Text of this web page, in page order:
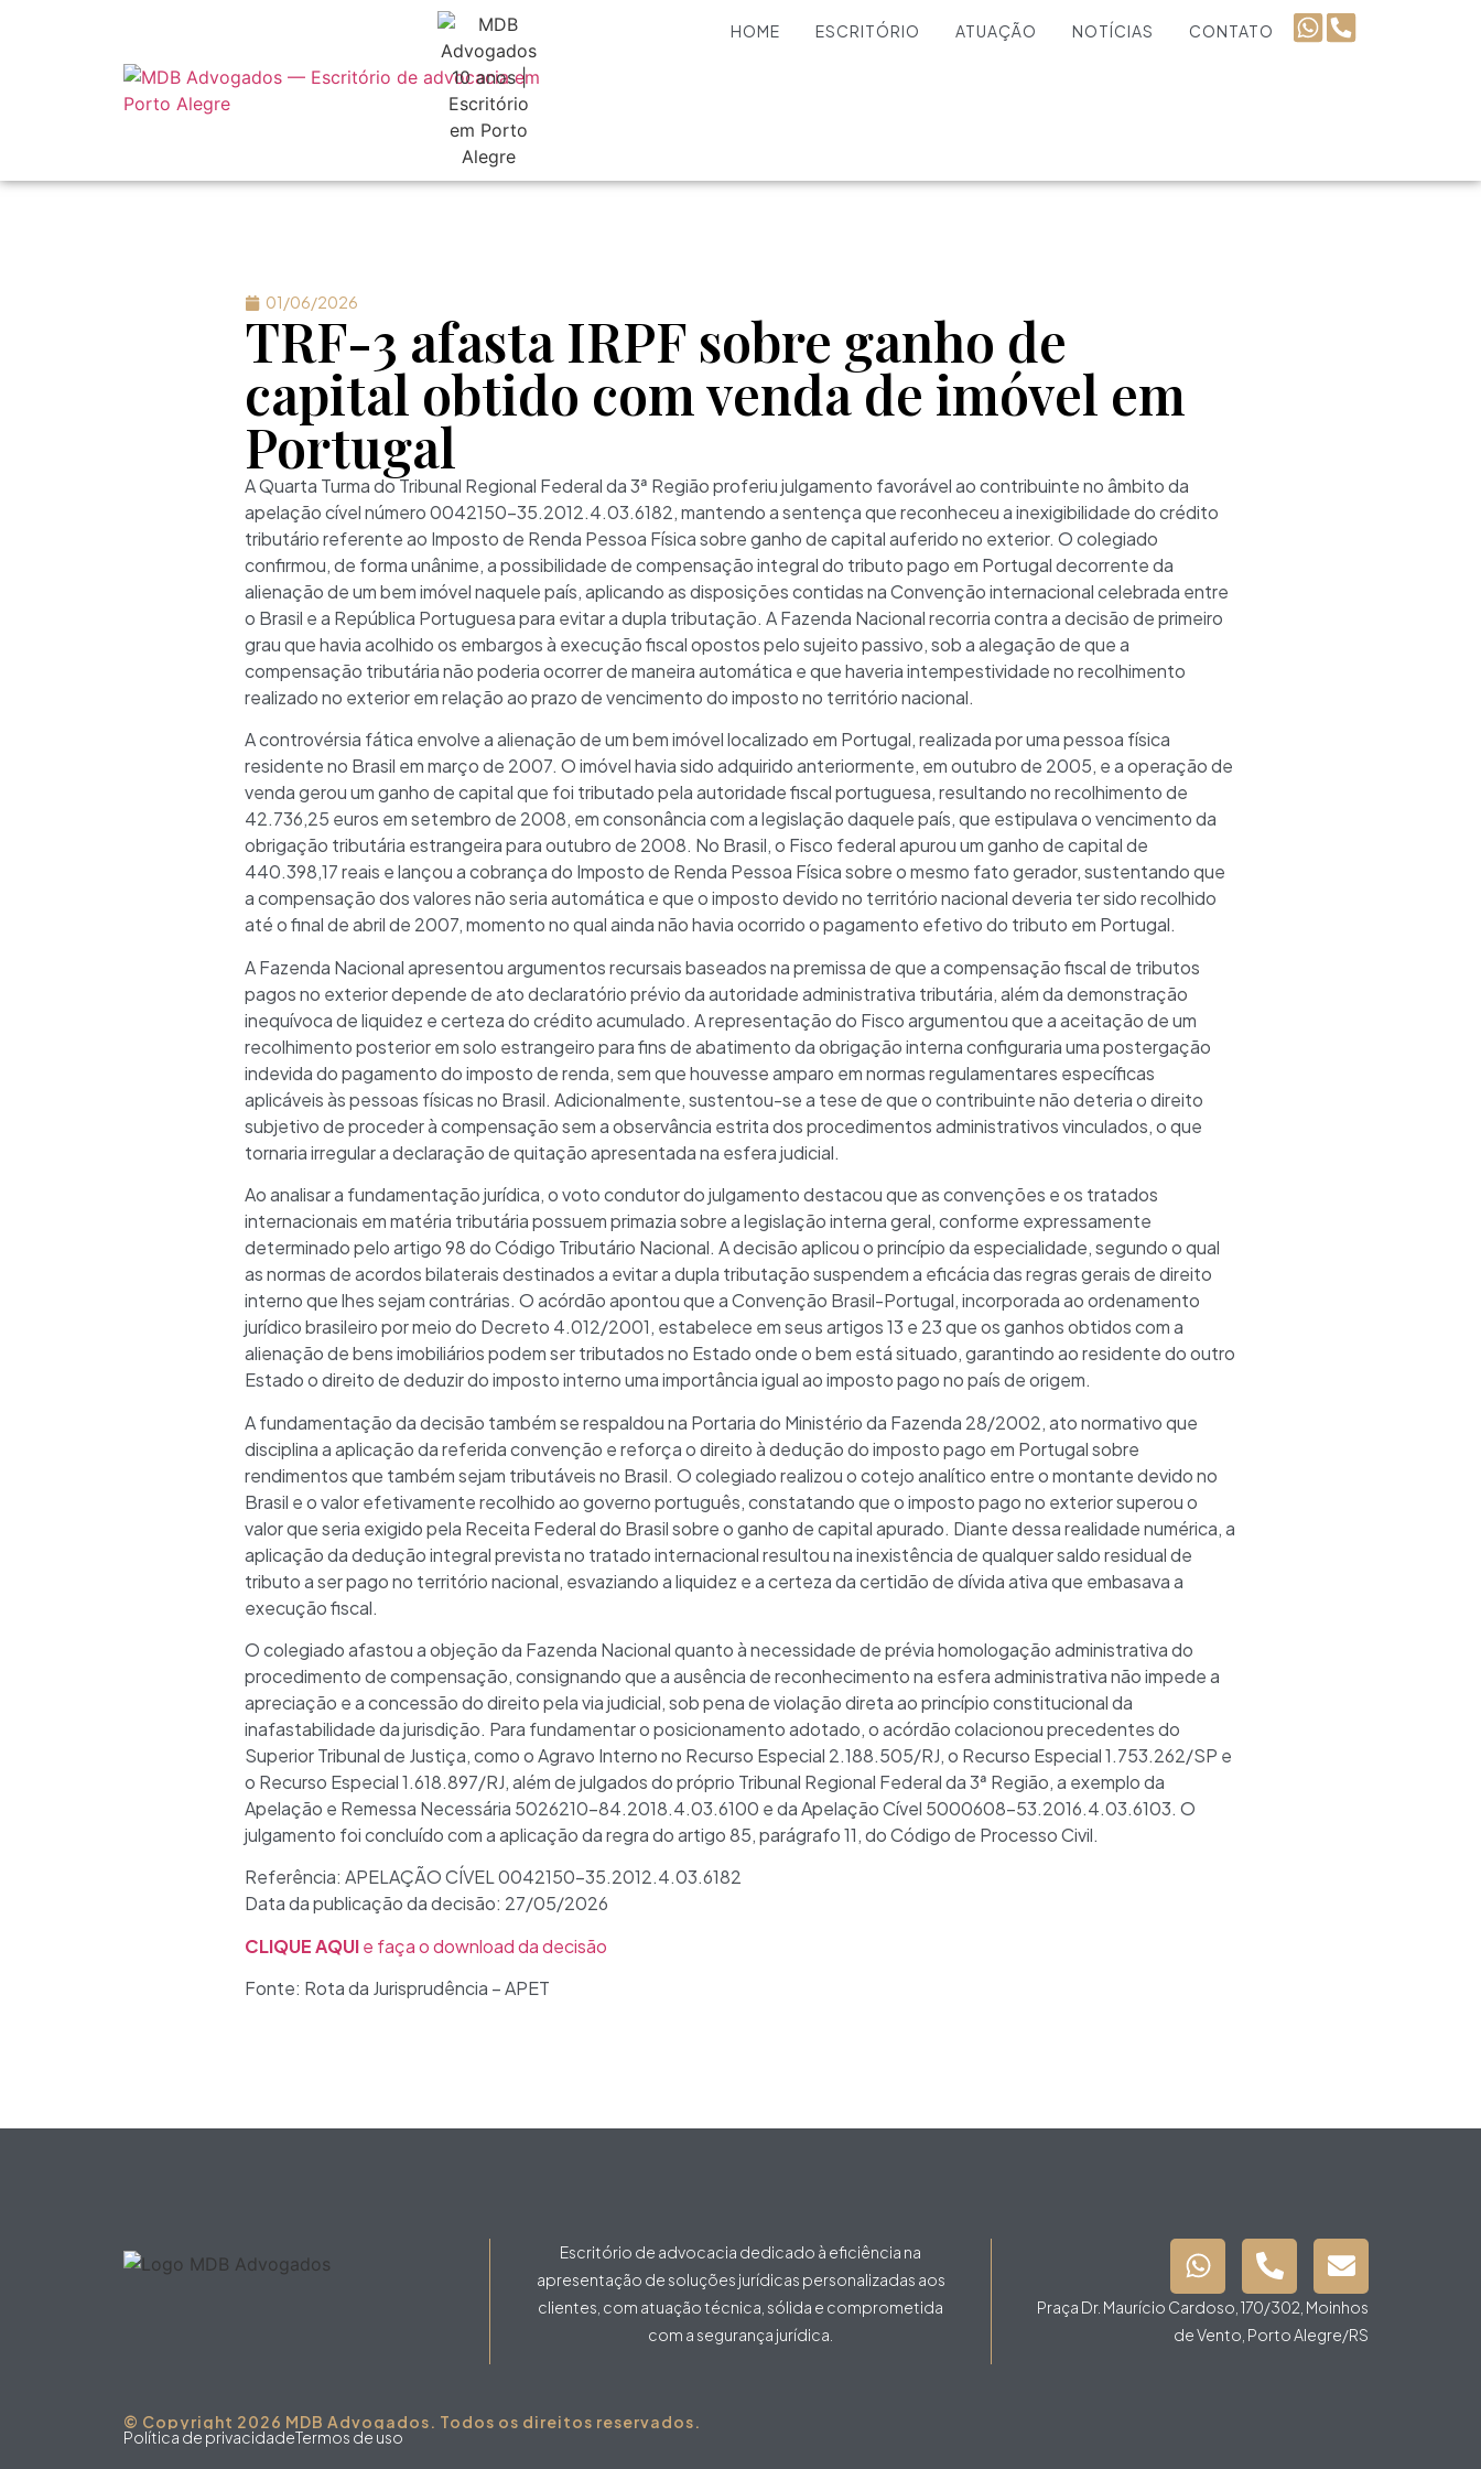
HOME ESCRITÓRIO ATUAÇÃO NOTÍCIAS CONTATO
01/06/2026
TRF-3 afasta IRPF sobre ganho de
capital obtido com venda de imóvel em
Portugal
A Quarta Turma do Tribunal Regional Federal da 3ª Região proferiu julgamento favorável ao contribuinte no âmbito da
apelação cível número 0042150-35.2012.4.03.6182, mantendo a sentença que reconheceu a inexigibilidade do crédito
tributário referente ao Imposto de Renda Pessoa Física sobre ganho de capital auferido no exterior. O colegiado
confirmou, de forma unânime, a possibilidade de compensação integral do tributo pago em Portugal decorrente da
alienação de um bem imóvel naquele país, aplicando as disposições contidas na Convenção internacional celebrada entre
o Brasil e a República Portuguesa para evitar a dupla tributação. A Fazenda Nacional recorria contra a decisão de primeiro
grau que havia acolhido os embargos à execução fiscal opostos pelo sujeito passivo, sob a alegação de que a
compensação tributária não poderia ocorrer de maneira automática e que haveria intempestividade no recolhimento
realizado no exterior em relação ao prazo de vencimento do imposto no território nacional.
A controvérsia fática envolve a alienação de um bem imóvel localizado em Portugal, realizada por uma pessoa física
residente no Brasil em março de 2007. O imóvel havia sido adquirido anteriormente, em outubro de 2005, e a operação de
venda gerou um ganho de capital que foi tributado pela autoridade fiscal portuguesa, resultando no recolhimento de
42.736,25 euros em setembro de 2008, em consonância com a legislação daquele país, que estipulava o vencimento da
obrigação tributária estrangeira para outubro de 2008. No Brasil, o Fisco federal apurou um ganho de capital de
440.398,17 reais e lançou a cobrança do Imposto de Renda Pessoa Física sobre o mesmo fato gerador, sustentando que
a compensação dos valores não seria automática e que o imposto devido no território nacional deveria ter sido recolhido
até o final de abril de 2007, momento no qual ainda não havia ocorrido o pagamento efetivo do tributo em Portugal.
A Fazenda Nacional apresentou argumentos recursais baseados na premissa de que a compensação fiscal de tributos
pagos no exterior depende de ato declaratório prévio da autoridade administrativa tributária, além da demonstração
inequívoca de liquidez e certeza do crédito acumulado. A representação do Fisco argumentou que a aceitação de um
recolhimento posterior em solo estrangeiro para fins de abatimento da obrigação interna configuraria uma postergação
indevida do pagamento do imposto de renda, sem que houvesse amparo em normas regulamentares específicas
aplicáveis às pessoas físicas no Brasil. Adicionalmente, sustentou-se a tese de que o contribuinte não deteria o direito
subjetivo de proceder à compensação sem a observância estrita dos procedimentos administrativos vinculados, o que
tornaria irregular a declaração de quitação apresentada na esfera judicial.
Ao analisar a fundamentação jurídica, o voto condutor do julgamento destacou que as convenções e os tratados
internacionais em matéria tributária possuem primazia sobre a legislação interna geral, conforme expressamente
determinado pelo artigo 98 do Código Tributário Nacional. A decisão aplicou o princípio da especialidade, segundo o qual
as normas de acordos bilaterais destinados a evitar a dupla tributação suspendem a eficácia das regras gerais de direito
interno que lhes sejam contrárias. O acórdão apontou que a Convenção Brasil-Portugal, incorporada ao ordenamento
jurídico brasileiro por meio do Decreto 4.012/2001, estabelece em seus artigos 13 e 23 que os ganhos obtidos com a
alienação de bens imobiliários podem ser tributados no Estado onde o bem está situado, garantindo ao residente do outro
Estado o direito de deduzir do imposto interno uma importância igual ao imposto pago no país de origem.
A fundamentação da decisão também se respaldou na Portaria do Ministério da Fazenda 28/2002, ato normativo que
disciplina a aplicação da referida convenção e reforça o direito à dedução do imposto pago em Portugal sobre
rendimentos que também sejam tributáveis no Brasil. O colegiado realizou o cotejo analítico entre o montante devido no
Brasil e o valor efetivamente recolhido ao governo português, constatando que o imposto pago no exterior superou o
valor que seria exigido pela Receita Federal do Brasil sobre o ganho de capital apurado. Diante dessa realidade numérica, a
aplicação da dedução integral prevista no tratado internacional resultou na inexistência de qualquer saldo residual de
tributo a ser pago no território nacional, esvaziando a liquidez e a certeza da certidão de dívida ativa que embasava a
execução fiscal.
O colegiado afastou a objeção da Fazenda Nacional quanto à necessidade de prévia homologação administrativa do
procedimento de compensação, consignando que a ausência de reconhecimento na esfera administrativa não impede a
apreciação e a concessão do direito pela via judicial, sob pena de violação direta ao princípio constitucional da
inafastabilidade da jurisdição. Para fundamentar o posicionamento adotado, o acórdão colacionou precedentes do
Superior Tribunal de Justiça, como o Agravo Interno no Recurso Especial 2.188.505/RJ, o Recurso Especial 1.753.262/SP e
o Recurso Especial 1.618.897/RJ, além de julgados do próprio Tribunal Regional Federal da 3ª Região, a exemplo da
Apelação e Remessa Necessária 5026210-84.2018.4.03.6100 e da Apelação Cível 5000608-53.2016.4.03.6103. O
julgamento foi concluído com a aplicação da regra do artigo 85, parágrafo 11, do Código de Processo Civil.
Referência: APELAÇÃO CÍVEL 0042150-35.2012.4.03.6182
Data da publicação da decisão: 27/05/2026
CLIQUE AQUIe faça o download da decisão
Fonte: Rota da Jurisprudência – APET
Escritório de advocacia dedicado à eficiência na
apresentação de soluções jurídicas personalizadas aos
clientes, com atuação técnica, sólida e comprometida
com a segurança jurídica.
Praça Dr. Maurício Cardoso, 170/302, Moinhos
de Vento, Porto Alegre/RS
© Copyright 2026 MDB Advogados. Todos os direitos reservados.
Política de privacidadeTermos de uso